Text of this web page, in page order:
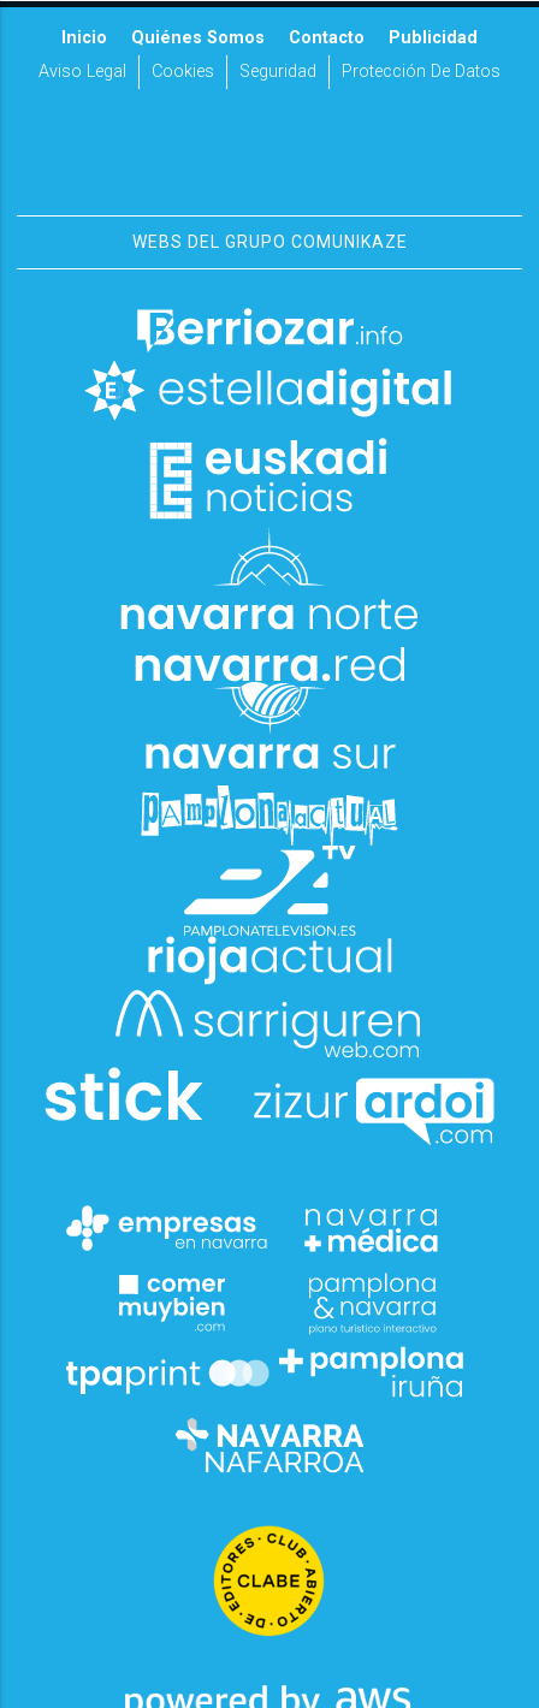
Inicio Quiénes Somos Contacto
Publicidad
Aviso Legal
Cookies Seguridad Protección De Datos
WEBS DEL GRUPO COMUNIKAZE